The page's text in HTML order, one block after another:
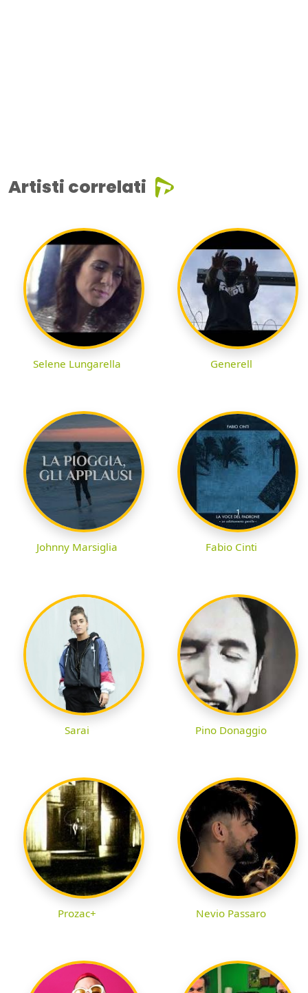
Artisti correlati
Selene Lungarella Generell
Johnny Marsiglia Fabio Cinti
Sarai Pino Donaggio
Prozac+ Nevio Passaro